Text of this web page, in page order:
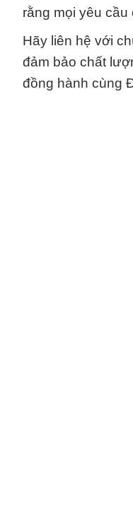
rằng mọi yêu
Hãy liên hệ với
đảm bảo chất
đồng hành cùng